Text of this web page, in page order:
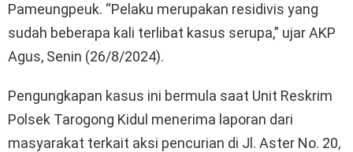
Pameungpeuk. “Pelaku merupakan residivis yang
sudah beberapa kali terlibat kasus serupa,” ujar AKP
Agus, Senin (26/8/2024).
Pengungkapan kasus ini bermula saat Unit Reskrim
Polsek Tarogong Kidul menerima laporan dari
masyarakat terkait aksi pencurian di Jl. Aster No. 20,